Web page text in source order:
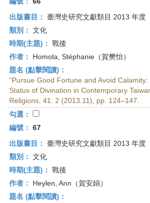
出版書目： 臺灣史研究文獻類目 2013 年度
類別： 文化
時期(主題)： 戰後
作者：
Homola, Stéphanie（賀樊怡）
題名 (點擊閱讀)：
“Pursue Good Fortune and Avoid
Status of Divination in Contemporary
Religions, 41: 2 (2013.11), pp. 124–147.
勾選：
編號： 67
出版書目： 臺灣史研究文獻類目 2013 年度
類別： 文化
時期(主題)： 戰後
作者：
Heylen, Ann（賀安娟）
題名 (點擊閱讀)：